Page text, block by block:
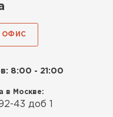
ОФИС
8:00 - 21:00
в Москве:
43 доб 1